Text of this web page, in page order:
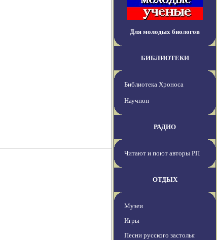
Для молодых биологов
БИБЛИОТЕКИ
Библиотека Хроноса
Научпоп
РАДИО
Читают и поют авторы РП
ОТДЫХ
Музеи
Игры
Песни русского застолья